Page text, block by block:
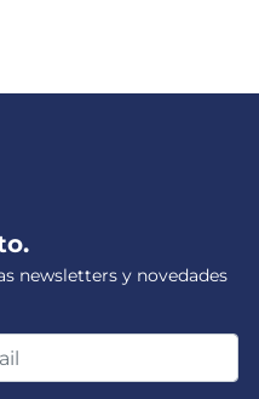
newsletters y novedades